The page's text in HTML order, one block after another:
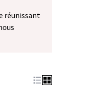
réunissant